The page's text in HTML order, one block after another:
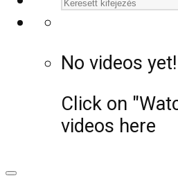
No videos yet!
Click on
videos here